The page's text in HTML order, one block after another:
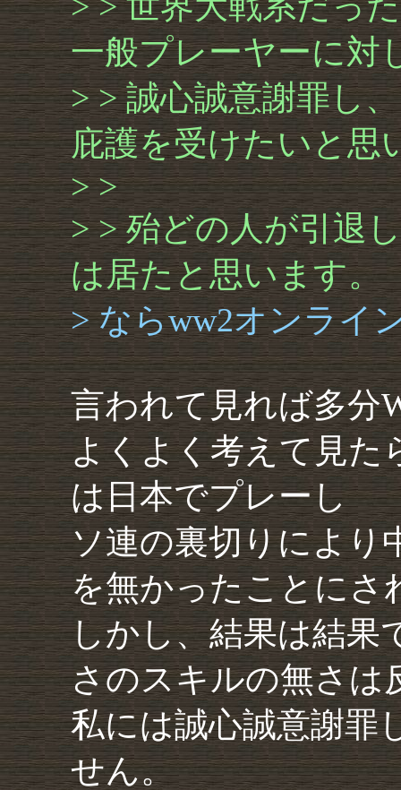
一般プレーヤーに対
> > 誠心誠意謝罪し
庇護を受けたいと思
> >
> > 殆どの人が引退
は居たと思います。
> ならww2オンライ
言われて見れば多分
よくよく考えて見た
は日本でプレーし
ソ連の裏切りにより
を無かったことにさ
しかし、結果は結果
さのスキルの無さは
私には誠心誠意謝罪
せん。